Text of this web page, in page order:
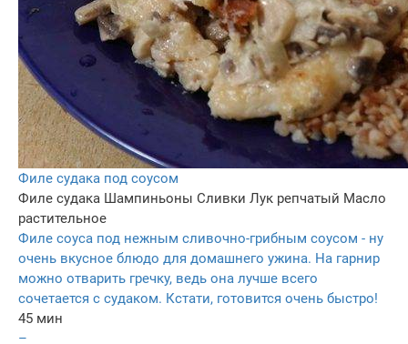
Филе судака под соусом
Филе судака Шампиньоны Сливки Лук репчатый Масло
растительное
Филе соуса под нежным сливочно-грибным соусом - ну
очень вкусное блюдо для домашнего ужина. На гарнир
можно отварить гречку, ведь она лучше всего
сочетается с судаком. Кстати, готовится очень быстро!
45 мин
–